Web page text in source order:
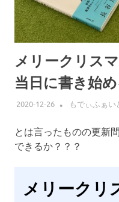
メリークリス
当日に書き始
2020-12-26 もでぃふぁい
とは言ったものの更新
できるか？？？
メリークリ